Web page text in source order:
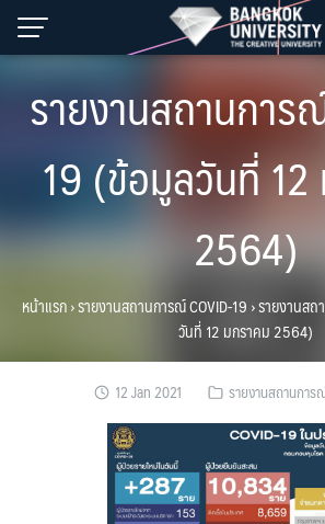
Skip
รายงานสถานการ
19 (ข้อมูลวันที่
2564)
หน้าแรก›รายงานสถานการณ์ COVID-19 ›รายงานสถ
วันที่ 12 มกราคม 2564)
12 Jan 2021 รายงานสถานการ